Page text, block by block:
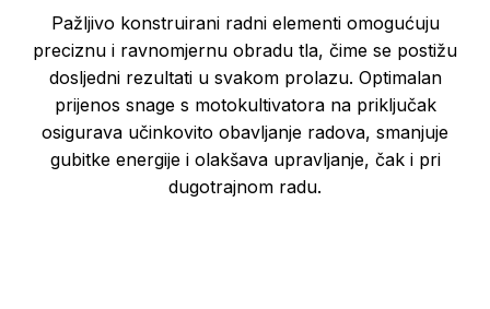
Pažljivo konstruirani radni elementi omogućuju
preciznu i ravnomjernu obradu tla, čime se postižu
dosljedni rezultati u svakom prolazu. Optimalan
prijenos snage s motokultivatora na priključak
osigurava učinkovito obavljanje radova, smanjuje
gubitke energije i olakšava upravljanje, čak i pri
dugotrajnom radu.